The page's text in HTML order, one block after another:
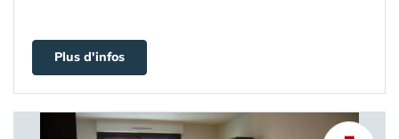
Plus d'infos